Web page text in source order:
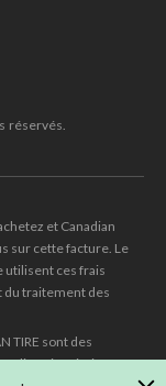
réservés.
et Canadian
sur cette facture. Le
utilisent ces frais
du traitement des
TIRE sont des
Tire Limitée.